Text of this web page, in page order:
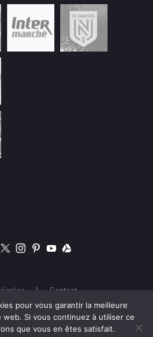
Contact
OSYA Studio | OSYA.FR
pour vous garantir la meilleure
Si vous continuez à utiliser ce
que vous en êtes satisfait.